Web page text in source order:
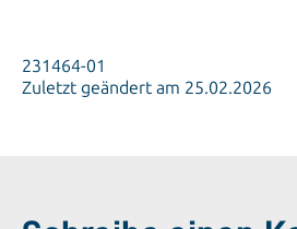
231464-01
Zuletzt geändert am 25.02.2026